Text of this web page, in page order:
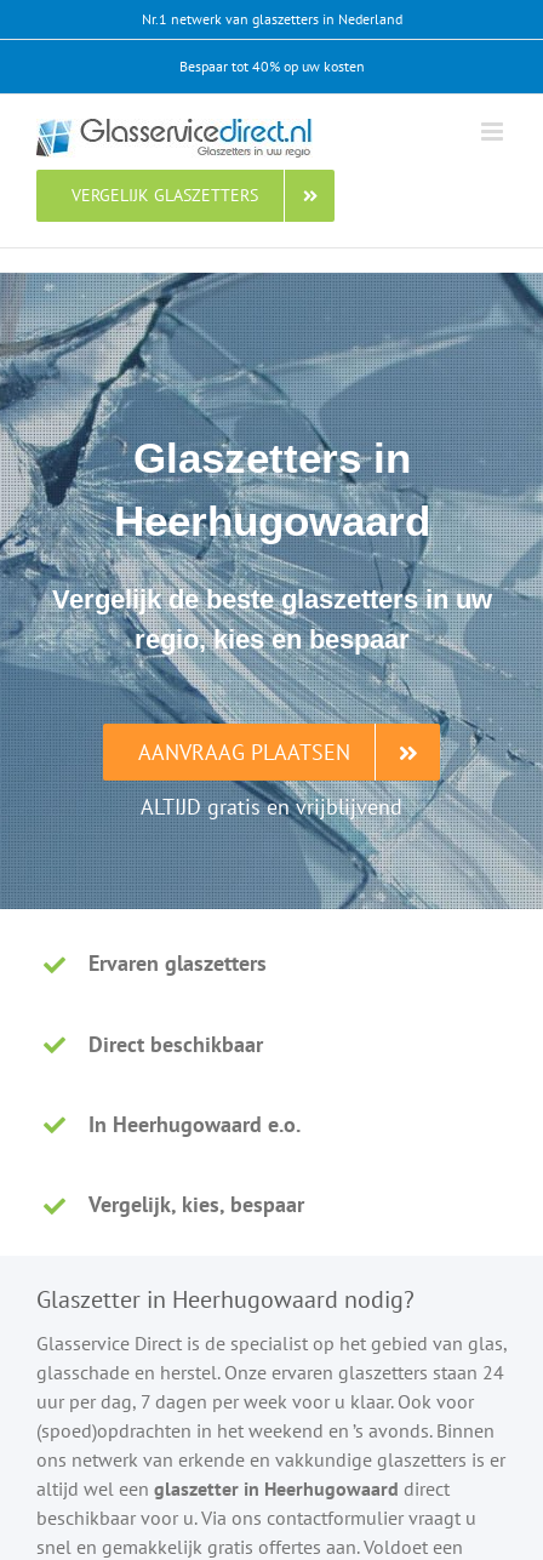
naar
Nr.1 netwerk van glaszetters in Nederland
Bespaar tot 40% op uw kosten
VERGELIJK GLASZETTERS
Glaszetters in
Heerhugowaard
Vergelijk de beste glaszetters in uw
regio, kies en bespaar
AANVRAAG PLAATSEN
ALTIJD gratis en vrijblijvend
Ervaren glaszetters
Direct beschikbaar
In Heerhugowaard e.o.
Vergelijk, kies, bespaar
Glaszetter in Heerhugowaard nodig?
Glasservice Direct is de specialist op het gebied van glas,
glasschade en herstel. Onze ervaren glaszetters staan 24
uur per dag, 7 dagen per week voor u klaar. Ook voor
(spoed)opdrachten in het weekend en ’s avonds. Binnen
ons netwerk van erkende en vakkundige glaszetters is er
altijd wel een glaszetter in Heerhugowaard direct
beschikbaar voor u. Via ons contactformulier vraagt u
snel en gemakkelijk gratis offertes aan. Voldoet een